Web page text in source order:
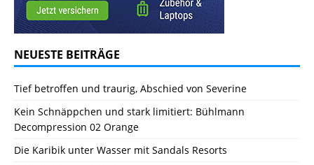
NEUESTE BEITRÄGE
Tief betroffen und traurig, Abschied von Severine
Kein Schnäppchen und stark limitiert: Bühlmann
Decompression 02 Orange
Die Karibik unter Wasser mit Sandals Resorts